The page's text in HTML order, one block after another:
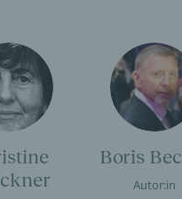
Boris
Autor:in